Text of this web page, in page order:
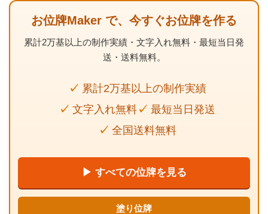
お位牌Maker で、今すぐお位牌を作る
累計2万基以上の制作実績・文字入れ無料・最短当日発
送・送料無料。
累計2万基以上の制作実績
文字入れ無料
最短当日発送
全国送料無料
▶ すべての位牌を見る
塗り位牌